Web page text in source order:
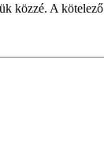
közzé. A